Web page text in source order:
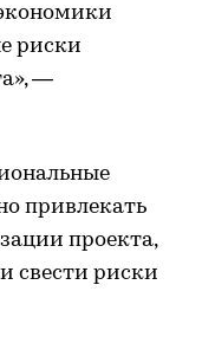
риски
—
привлекать
проекта,
свести риски